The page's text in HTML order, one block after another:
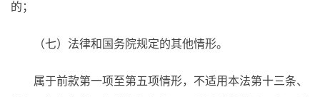
的；
（七）法律和国务院规定的其他情形。
属于前款第一项至第五项情形，不适用本法第十三条、